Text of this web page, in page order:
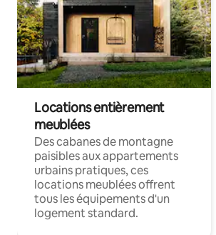
Locations entièrement
meublées
Des cabanes de montagne
paisibles aux appartements
urbains pratiques, ces
locations meublées offrent
tous les équipements d'un
logement standard.